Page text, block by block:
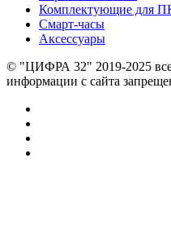
Комплектующие для
Смарт-часы
Аксессуары
© "ЦИФРА 32" 2019-2025
информации с сайта